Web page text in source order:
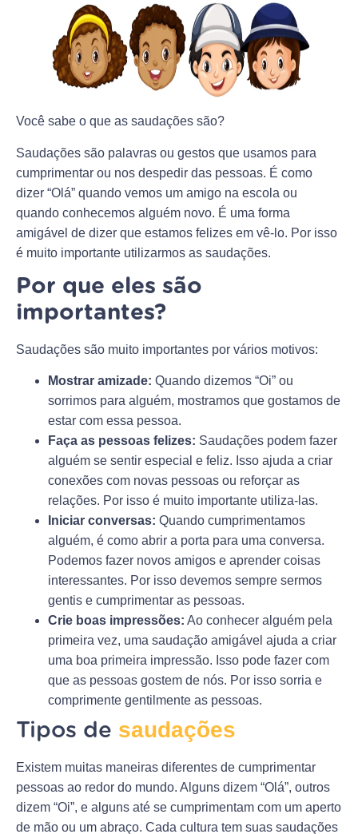
Você sabe o que as saudações são?
Saudações são palavras ou gestos que usamos para
cumprimentar ou nos despedir das pessoas. É como
dizer “Olá” quando vemos um amigo na escola ou
quando conhecemos alguém novo. É uma forma
amigável de dizer que estamos felizes em vê-lo. Por isso
é muito importante utilizarmos as saudações.
Por que eles são
importantes?
Saudações são muito importantes por vários motivos:
Mostrar amizade: Quando dizemos “Oi” ou
sorrimos para alguém, mostramos que gostamos de
estar com essa pessoa.
Faça as pessoas felizes: Saudações podem fazer
alguém se sentir especial e feliz. Isso ajuda a criar
conexões com novas pessoas ou reforçar as
relações. Por isso é muito importante utiliza-las.
Iniciar conversas: Quando cumprimentamos
alguém, é como abrir a porta para uma conversa.
Podemos fazer novos amigos e aprender coisas
interessantes. Por isso devemos sempre sermos
gentis e cumprimentar as pessoas.
Crie boas impressões: Ao conhecer alguém pela
primeira vez, uma saudação amigável ajuda a criar
uma boa primeira impressão. Isso pode fazer com
que as pessoas gostem de nós. Por isso sorria e
comprimente gentilmente as pessoas.
Tipos de saudações
Existem muitas maneiras diferentes de cumprimentar
pessoas ao redor do mundo. Alguns dizem “Olá”, outros
dizem “Oi”, e alguns até se cumprimentam com um aperto
de mão ou um abraço. Cada cultura tem suas saudações